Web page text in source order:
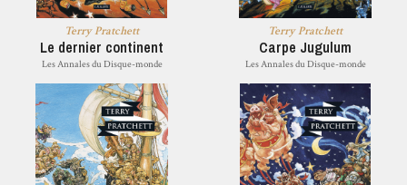
Terry Pratchett
Le dernier continent
Les Annales du Disque-monde
Terry Pratchett
Carpe Jugulum
Les Annales du Disque-monde